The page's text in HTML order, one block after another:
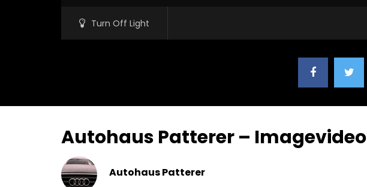
Turn Off Light
Autohaus Patterer – Imagevideo
Autohaus Patterer